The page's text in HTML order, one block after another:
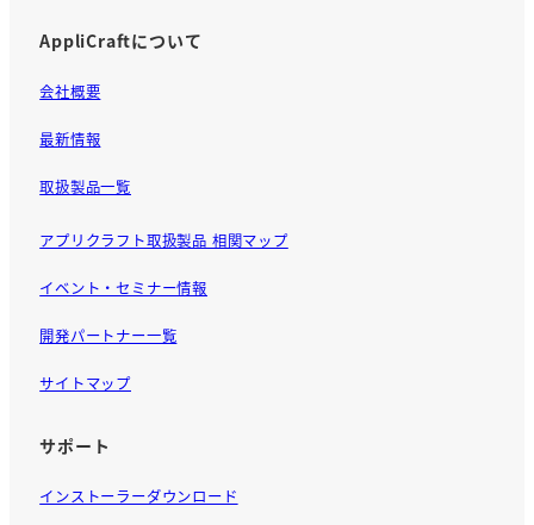
AppliCraftについて
会社概要
最新情報
取扱製品一覧
アプリクラフト取扱製品 相関マップ
イベント・セミナー情報
開発パートナー一覧
サイトマップ
サポート
インストーラーダウンロード